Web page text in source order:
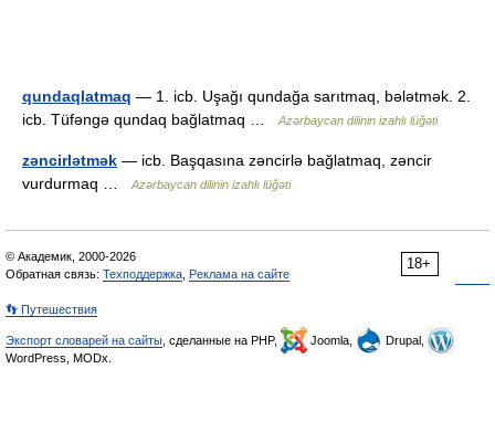
qundaqlatmaq — 1. icb. Uşağı qundağa sarıtmaq, bələtmək. 2.
icb. Tüfəngə qundaq bağlatmaq …
Azərbaycan dilinin izahlı lüğəti
zəncirlətmək — icb. Başqasına zəncirlə bağlatmaq, zəncir
vurdurmaq …
Azərbaycan dilinin izahlı lüğəti
18+
© Академик, 2000-2026
Обратная связь: Техподдержка Реклама на сайте
👣 Путешествия
Экспорт словарей на сайты , сделанные на PHP, Joomla,
Drupal,
WordPress, MODx.